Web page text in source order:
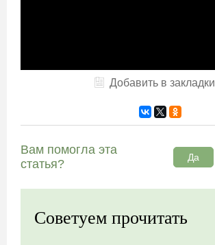
Добавить в закладки
Вам помогла эта
статья?
Да
Советуем прочитать